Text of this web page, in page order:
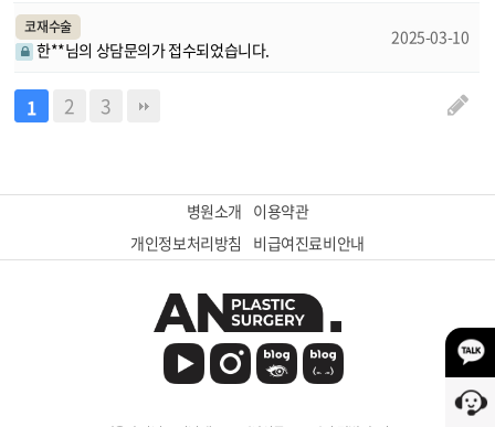
코재수술
한**님의 상담문의가 접수되었습니다.
2025-03-10
1 2 3
병원소개 이용약관
개인정보처리방침
비급여진료비안내